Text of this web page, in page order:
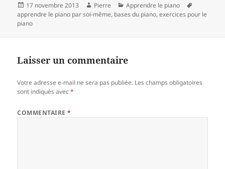
Publié
le
17 novembre 2013 Auteur
Pierre Catégories
Apprendre le piano
clés
apprendre le piano par soi-même, bases du piano,exercices pour le
piano
Laisser un commentaire
Votre adresse e-mail ne sera pas publiée. Les champs obligatoires
sont indiqués avec*
COMMENTAIRE*